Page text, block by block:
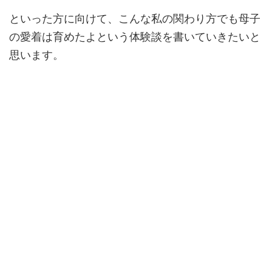
といった方に向けて、こんな私の関わり方でも母子
の愛着は育めたよという体験談を書いていきたいと
思います。